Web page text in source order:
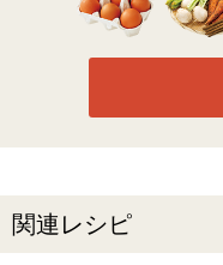
関連レシピ